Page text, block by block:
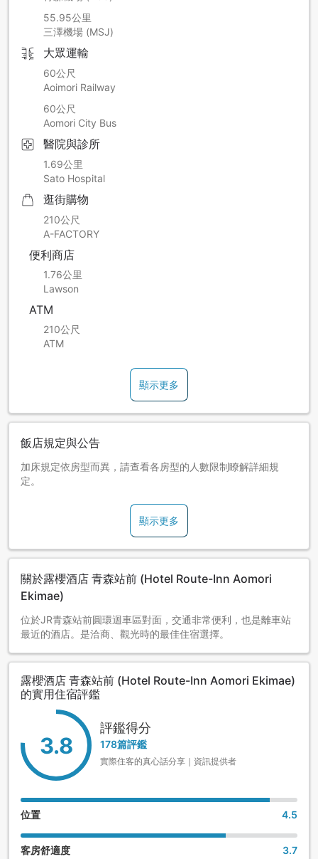
■施工期間
2026年7月27日～31日(預定)
■施工影響
相關人員可能在窗口附近施工。
請在施工時段拉上窗簾。
使用吊車施工時，車站側的客房可能被光束照射。
55.95公里
三澤機場 (MSJ)
大眾運輸
60公尺
Aoimori Railway
60公尺
Aomori City Bus
醫院與診所
1.69公里
Sato Hospital
逛街購物
210公尺
A-FACTORY
便利商店
1.76公里
Lawson
ATM
210公尺
ATM
顯示更多
飯店規定與公告
加床規定依房型而異，請查看各房型的人數限制瞭解詳細規
定。
顯示更多
關於露櫻酒店 青森站前 (Hotel Route-Inn Aomori
Ekimae)
位於JR青森站前圓環迴車區對面，交通非常便利，也是離車站
最近的酒店。是洽商、觀光時的最佳住宿選擇。
露櫻酒店 青森站前 (Hotel Route-Inn Aomori Ekimae)
的實用住宿評鑑
3.8
評鑑得分
178篇評鑑
實際住客的真心話分享｜資訊提供者
位置 4.5
客房舒適度 3.7